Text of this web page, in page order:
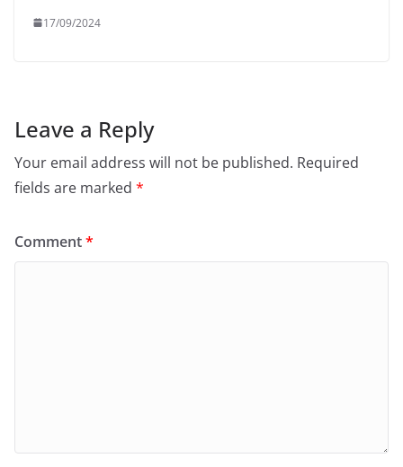
17/09/2024
Leave a Reply
Your email address will not be published. Required
fields are marked *
Comment*